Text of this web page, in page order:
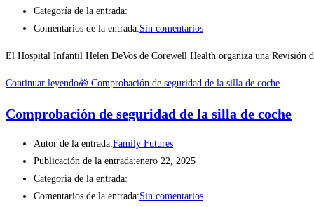
Categoría de la entrada:
Comentarios de la entrada:Sin comentarios
El Hospital Infantil Helen DeVos de Corewell Health organiza una Revisión
Continuar leyendo🎁 Comprobación de seguridad de la silla de coche
Comprobación de seguridad de la silla de coche
Autor de la entrada:Family Futures
Publicación de la entrada:enero 22, 2025
Categoría de la entrada:
Comentarios de la entrada:Sin comentarios